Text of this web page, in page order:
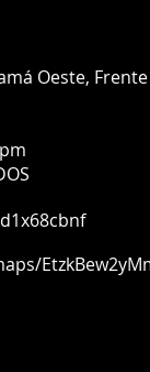
Oeste, Frente